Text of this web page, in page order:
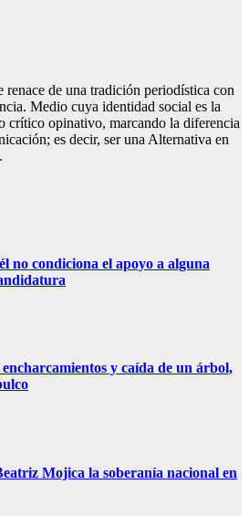
de una tradición periodística con
Medio cuya identidad social es la
crítico opinativo, marcando la diferencia
es decir, ser una Alternativa en
no condiciona el apoyo a alguna
y caída de un árbol,
Mojica la soberanía nacional en